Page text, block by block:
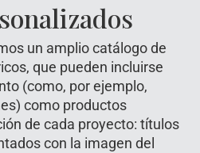
un amplio catálogo de
que pueden incluirse
(como, por ejemplo,
como productos
de cada proyecto: títulos
con la imagen del